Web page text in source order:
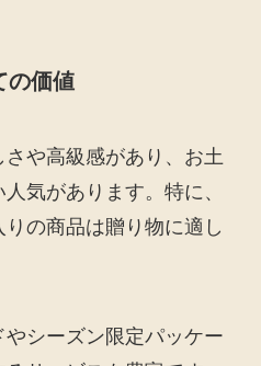
の価値
や高級感があり、お土
気があります。特に、
の商品は贈り物に適し
シーズン限定パッケー